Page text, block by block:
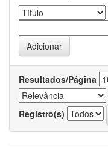
Resultados/Página
Registro(s)